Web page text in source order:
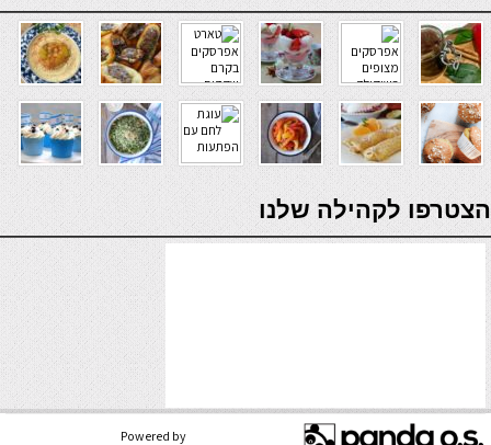
verde casino
הצטרפו לקהילה שלנו
Powered by